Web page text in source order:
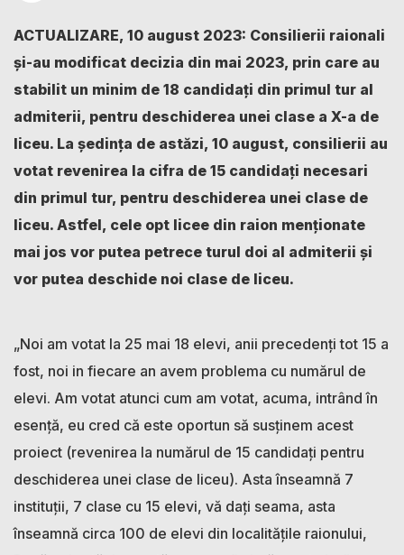
ACTUALIZARE, 10 august 2023: Consilierii raionali
și-au modificat decizia din mai 2023, prin care au
stabilit un minim de 18 candidați din primul tur al
admiterii, pentru deschiderea unei clase a X-a de
liceu. La ședința de astăzi, 10 august, consilierii au
votat revenirea la cifra de 15 candidați necesari
din primul tur, pentru deschiderea unei clase de
liceu. Astfel, cele opt licee din raion menționate
mai jos vor putea petrece turul doi al admiterii și
vor putea deschide noi clase de liceu.
„Noi am votat la 25 mai 18 elevi, anii precedenți tot 15 a
fost, noi in fiecare an avem problema cu numărul de
elevi. Am votat atunci cum am votat, acuma, intrând în
esență, eu cred că este oportun să susținem acest
proiect (revenirea la numărul de 15 candidați pentru
deschiderea unei clase de liceu). Asta înseamnă 7
instituții, 7 clase cu 15 elevi, vă dați seama, asta
înseamnă circa 100 de elevi din localitățile raionului,